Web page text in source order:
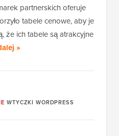
partnerskich oferuje
tabele cenowe, aby je
że ich tabele są atrakcyjne
»
WTYCZKI WORDPRESS